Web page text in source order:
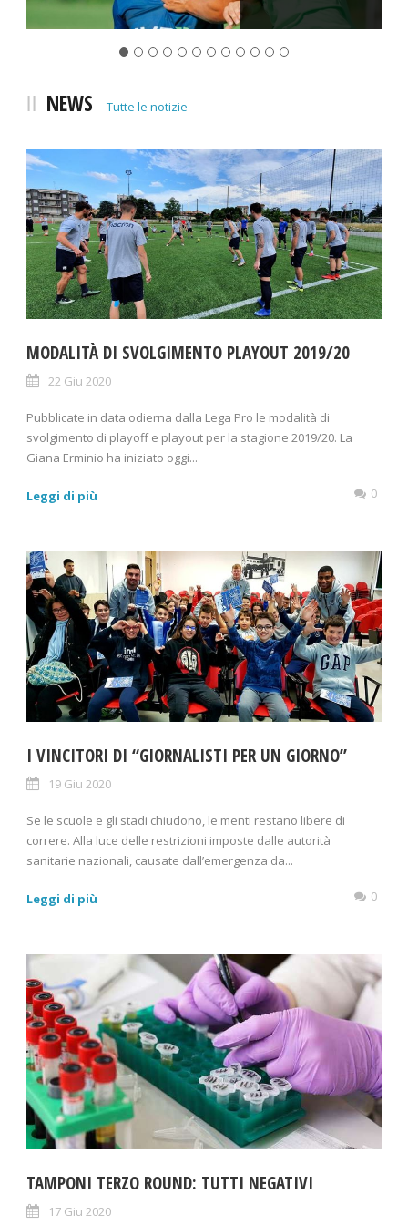
NEWS Tutte le notizie
MODALITÀ DI SVOLGIMENTO PLAYOUT 2019/20
22 Giu 2020
Pubblicate in data odierna dalla Lega Pro le modalità di
svolgimento di playoff e playout per la stagione 2019/20. La
Giana Erminio ha iniziato oggi...
Leggi di più 0
I VINCITORI DI “GIORNALISTI PER UN GIORNO”
19 Giu 2020
Se le scuole e gli stadi chiudono, le menti restano libere di
correre. Alla luce delle restrizioni imposte dalle autorità
sanitarie nazionali, causate dall’emergenza da...
Leggi di più 0
TAMPONI TERZO ROUND: TUTTI NEGATIVI
17 Giu 2020